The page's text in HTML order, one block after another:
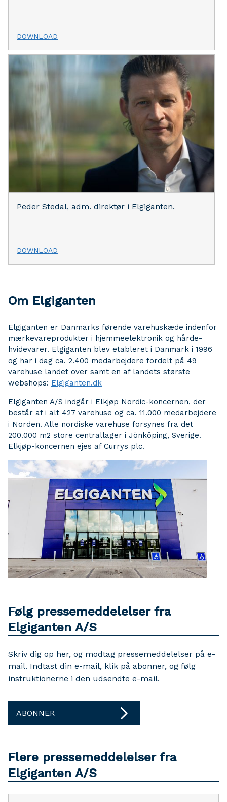
DOWNLOAD
Peder Stedal, adm. direktør i Elgiganten.
DOWNLOAD
Om Elgiganten
Elgiganten er Danmarks førende varehuskæde indenfor
mærkevareprodukter i hjemmeelektronik og hårde-
hvidevarer. Elgiganten blev etableret i Danmark i 1996
og har i dag ca. 2.400 medarbejdere fordelt på 49
varehuse landet over samt en af landets største
webshops: Elgiganten.dk
Elgiganten A/S indgår i Elkjøp Nordic-koncernen, der
består af i alt 427 varehuse og ca. 11.000 medarbejdere
i Norden. Alle nordiske varehuse forsynes fra det
200.000 m2 store centrallager i Jönköping, Sverige.
Elkjøp-koncernen ejes af Currys plc.
Følg pressemeddelelser fra
Elgiganten A/S
Skriv dig op her, og modtag pressemeddelelser på e-
mail. Indtast din e-mail, klik på abonner, og følg
instruktionerne i den udsendte e-mail.
ABONNER
Flere pressemeddelelser fra
Elgiganten A/S